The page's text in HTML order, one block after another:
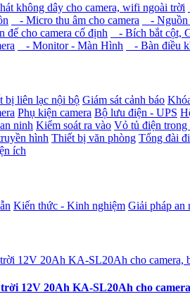
không dây cho camera, wifi ngoài trời
- Micro thu âm cho camera - Nguồn
đế cho camera cố định - Bích bắt cột,
- Monitor - Màn Hình - Bàn điều
bị liên lạc nội bộ Giám sát cảnh báo
Phụ kiện camera Bộ lưu điện - UPS
ninh Kiểm soát ra vào Vỏ tủ điện trong
hình Thiết bị văn phòng Tổng đài
ích
Kiến thức - Kinh nghiệm Giải pháp an
12V 20Ah KA-SL20Ah cho